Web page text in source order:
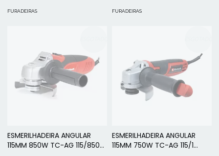
FURADEIRAS FURADEIRAS
ESMERILHADEIRA ANGULAR
115MM 850W TC-AG 115/850
ESMERILHADEIRA ANGULAR
115MM 750W TC-AG 115/1